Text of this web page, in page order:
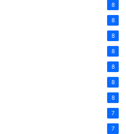
8
8
8
8
8
8
8
7
7